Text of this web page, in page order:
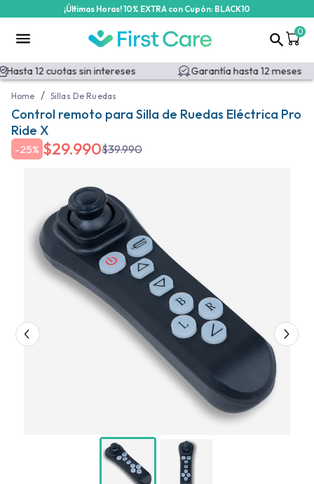
¡Últimas Horas! 10% EXTRA con Cupón: BLACK10
0
Hasta 12 cuotas sin intereses Garantía hasta 12 meses
Home / Sillas De Ruedas
Control remoto para Silla de Ruedas Eléctrica Pro
Ride X
-25% $29.990$39.990